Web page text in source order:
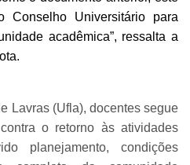
Conselho Universitário para
acadêmica”, ressalta a
Lavras (Ufla), docentes segue
o retorno às atividades
planejamento, condições